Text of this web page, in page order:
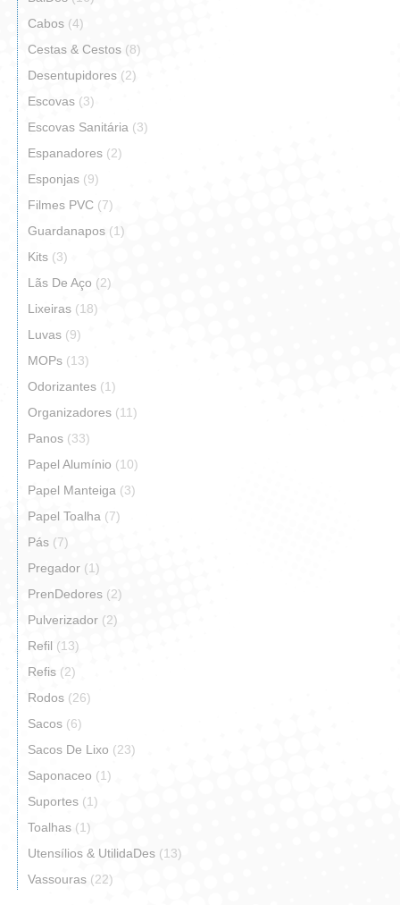
Cabos (4)
Cestas & Cestos (8)
Desentupidores (2)
Escovas (3)
Escovas Sanitária (3)
Espanadores (2)
Esponjas (9)
Filmes PVC (7)
Guardanapos (1)
Kits (3)
Lãs De Aço (2)
Lixeiras (18)
Luvas (9)
MOPs (13)
Odorizantes (1)
Organizadores (11)
Panos (33)
Papel Alumínio (10)
Papel Manteiga (3)
Papel Toalha (7)
Pás (7)
Pregador (1)
PrenDedores (2)
Pulverizador (2)
Refil (13)
Refis (2)
Rodos (26)
Sacos (6)
Sacos De Lixo (23)
Saponaceo (1)
Suportes (1)
Toalhas (1)
Utensílios & UtilidaDes (13)
Vassouras (22)